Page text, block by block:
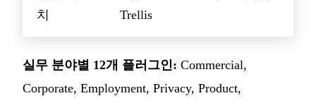
치
Trellis
실무 분야별 12개 플러그인: Commercial,
Corporate, Employment, Privacy, Product,